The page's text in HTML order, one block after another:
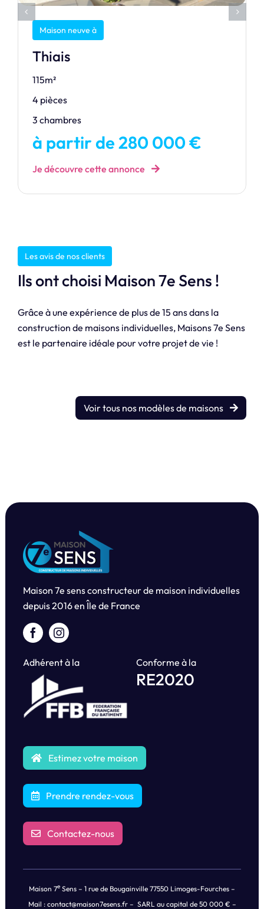
Maison neuve à
Thiais
115m²
4 pièces
3 chambres
à partir de 280 000 €
Je découvre cette annonce
Les avis de nos clients
Ils ont choisi Maison 7e Sens !
Grâce à une expérience de plus de 15 ans dans la
construction de maisons individuelles, Maisons 7e Sens
est le partenaire idéale pour votre projet de vie !
Voir tous nos modèles de maisons
Maison 7e sens constructeur de maison individuelles
depuis2016 en Île de France
Adhérent à la Conforme à la
RE2020
Estimez votre maison
Prendre rendez-vous
Contactez-nous
Maison 7e Sens – 1 rue de Bougainville 77550 Limoges-Fourches –
Mail : contact@maison7esens.fr– SARL au capital de 50 000 € –